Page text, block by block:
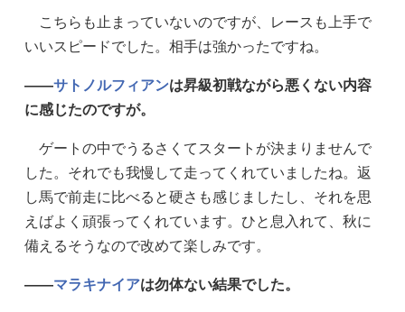
こちらも止まっていないのですが、レースも上手で
いいスピードでした。相手は強かったですね。
——サトノルフィアンは昇級初戦ながら悪くない内容
に感じたのですが。
ゲートの中でうるさくてスタートが決まりませんで
した。それでも我慢して走ってくれていましたね。返
し馬で前走に比べると硬さも感じましたし、それを思
えばよく頑張ってくれています。ひと息入れて、秋に
備えるそうなので改めて楽しみです。
——マラキナイアは勿体ない結果でした。